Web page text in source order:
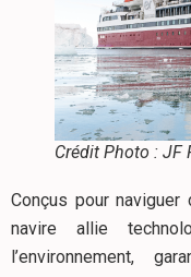
Crédit Photo : JF
Conçus pour
navire allie
l’environnement,